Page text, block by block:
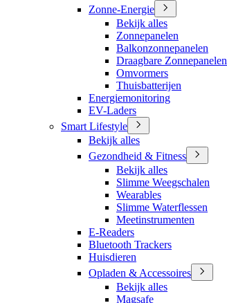
Zonne-Energie
Bekijk alles
Zonnepanelen
Balkonzonnepanelen
Draagbare Zonnepanelen
Omvormers
Thuisbatterijen
Energiemonitoring
EV-Laders
Smart Lifestyle
Bekijk alles
Gezondheid & Fitness
Bekijk alles
Slimme Weegschalen
Wearables
Slimme Waterflessen
Meetinstrumenten
E-Readers
Bluetooth Trackers
Huisdieren
Opladen & Accessoires
Bekijk alles
Magsafe